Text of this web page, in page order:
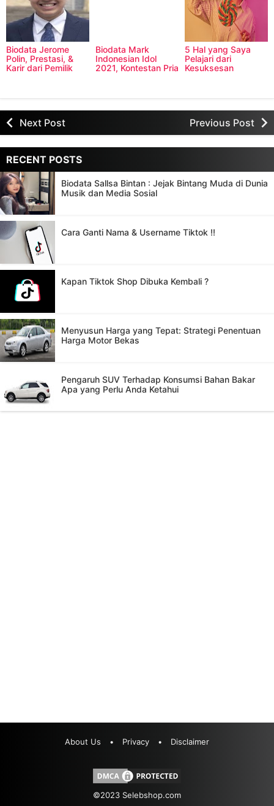
Biodata Jerome
Polin, Prestasi, &
Karir dari Pemilik
Biodata Mark
Indonesian Idol
2021, Kontestan Pria
5 Hal yang Saya
Pelajari dari
Kesuksesan
Next Post Previous Post
RECENT POSTS
Biodata Sallsa Bintan : Jejak Bintang Muda di Dunia
Musik dan Media Sosial
Cara Ganti Nama & Username Tiktok !!
Kapan Tiktok Shop Dibuka Kembali ?
Menyusun Harga yang Tepat: Strategi Penentuan
Harga Motor Bekas
Pengaruh SUV Terhadap Konsumsi Bahan Bakar
Apa yang Perlu Anda Ketahui
About Us • Privacy • Disclaimer
©2023 Selebshop.com